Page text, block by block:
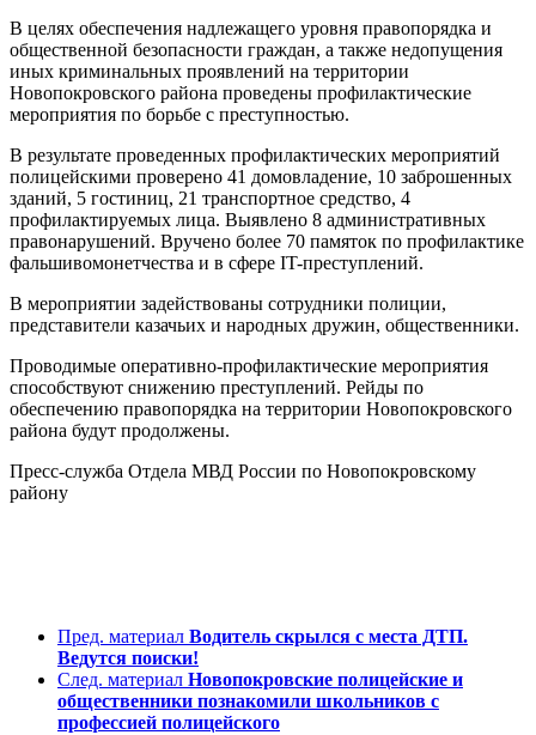
В целях обеспечения надлежащего уровня правопорядка и
общественной безопасности граждан, а также недопущения
иных криминальных проявлений на территории
Новопокровского района проведены профилактические
мероприятия по борьбе с преступностью.
В результате проведенных профилактических мероприятий
полицейскими проверено 41 домовладение, 10 заброшенных
зданий, 5 гостиниц, 21 транспортное средство, 4
профилактируемых лица. Выявлено 8 административных
правонарушений. Вручено более 70 памяток по профилактике
фальшивомонетчества и в сфере IT-преступлений.
В мероприятии задействованы сотрудники полиции,
представители казачьих и народных дружин, общественники.
Проводимые оперативно-профилактические мероприятия
способствуют снижению преступлений. Рейды по
обеспечению правопорядка на территории Новопокровского
района будут продолжены.
Пресс-служба Отдела МВД России по Новопокровскому
району
Пред. материал Водитель скрылся с места ДТП.
Ведутся поиски!
След. материал Новопокровские полицейские и
общественники познакомили школьников с
профессией полицейского